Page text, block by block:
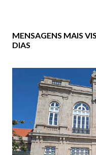
MENSAGENS MAIS
DIAS